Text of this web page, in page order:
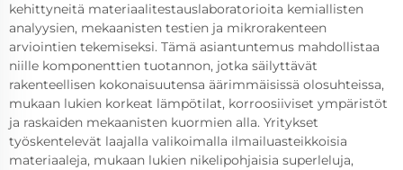
kehittyneitä materiaalitestauslaboratorioita kemiallisten
analyysien, mekaanisten testien ja mikrorakenteen
arviointien tekemiseksi. Tämä asiantuntemus mahdollistaa
niille komponenttien tuotannon, jotka säilyttävät
rakenteellisen kokonaisuutensa äärimmäisissä olosuhteissa,
mukaan lukien korkeat lämpötilat, korroosiiviset ympäristöt
ja raskaiden mekaanisten kuormien alla. Yritykset
työskentelevät laajalla valikoimalla ilmailuasteikkoisia
materiaaleja, mukaan lukien nikelipohjaisia superleluja,